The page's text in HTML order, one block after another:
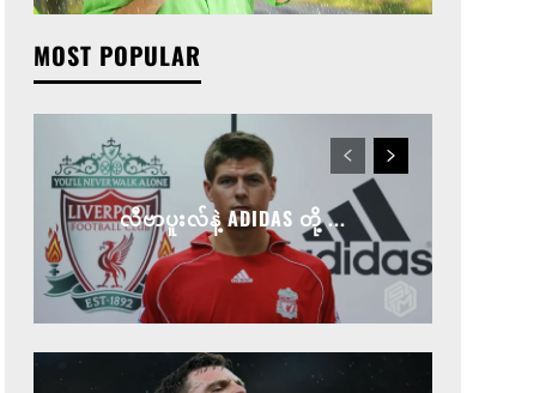
MOST POPULAR
လီဗာပူးလ်နဲ့ ADIDAS တို့ ...